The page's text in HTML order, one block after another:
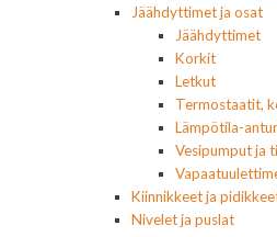
Jäähdyttimet ja osat
Jäähdyttimet
Korkit
Letkut
Termostaatit,
Lämpötila-
Vesipumput ja
Kiinnikkeet ja
Nivelet ja puslat